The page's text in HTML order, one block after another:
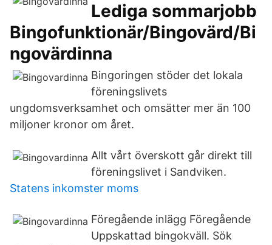
Lediga sommarjobb
Bingofunktionär/Bingovärd/Bi
ngovärdinna
Bingoringen stöder det lokala
föreningslivets
ungdomsverksamhet och omsätter mer än 100
miljoner kronor om året.
Allt vårt överskott går direkt till
föreningslivet i Sandviken.
Statens inkomster moms
Föregående inlägg Föregående
Uppskattad bingokväll. Sök